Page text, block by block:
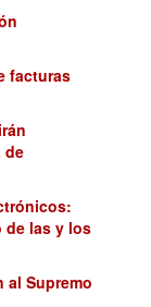
facturas
de
de las y los
al Supremo